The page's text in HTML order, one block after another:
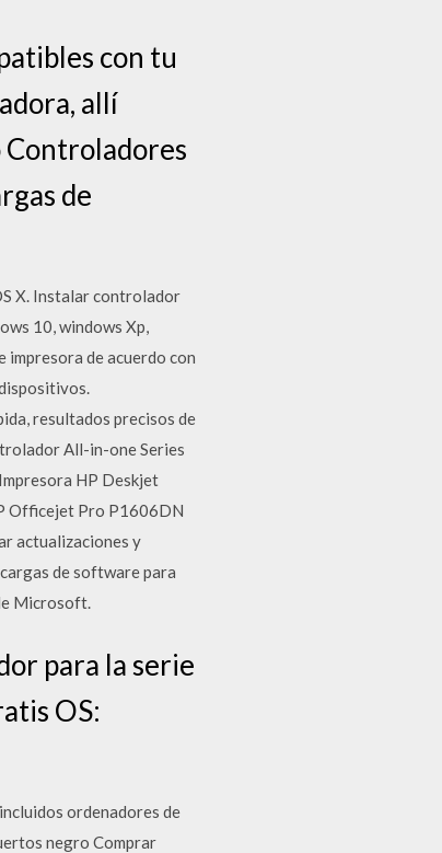
con tu
allí
Controladores
de
X. Instalar controlador
10, windows Xp,
impresora de acuerdo con
resultados precisos de
All-in-one Series
HP Deskjet
Officejet Pro P1606DN
actualizaciones y
de software para
Microsoft.
para la serie
OS:
ordenadores de
negro Comprar